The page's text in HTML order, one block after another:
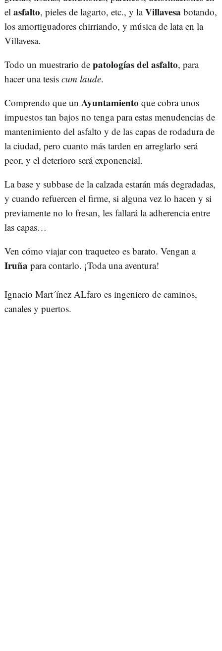
el asfalto, pieles de lagarto, etc., y laVillavesa botando,
los amortiguadores chirriando, y música de lata en la
Villavesa.
Todo un muestrario de patologías del asfalto, para
hacer una tesis cum laude.
Comprendo que un Ayuntamiento que cobra unos
impuestos tan bajos no tenga para estas menudencias de
mantenimiento del asfalto y de las capas de rodadura de
la ciudad, pero cuanto más tarden en arreglarlo será
peor, y el deterioro será exponencial.
La base y subbase de la calzada estarán más degradadas,
y cuando refuercen el firme, si alguna vez lo hacen y si
previamente no lo fresan, les fallará la adherencia entre
las capas…
Ven cómo viajar con traqueteo es barato. Vengan a
Iruña para contarlo. ¡Toda una aventura!
Ignacio Mart´ínez ALfaro es ingeniero de caminos,
canales y puertos.